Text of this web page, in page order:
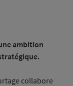
ambition
collabore